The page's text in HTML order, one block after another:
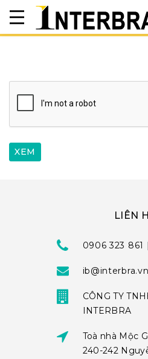
LIÊN
0906 323 861
ib@interbra.vn
CÔNG TY
INTERBRA
Toà nhà Mộc
240-242